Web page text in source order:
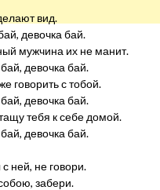
вид.
девочка бай.
мужчина их не манит.
девочка бай.
говорить с тобой.
девочка бай.
тебя к себе домой.
девочка бай.
ней, не говори.
забери.